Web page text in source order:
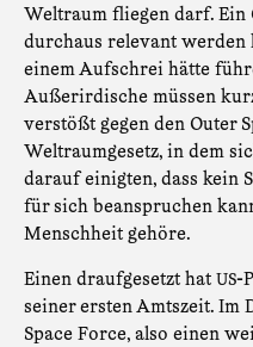
Weltraum fliegen darf. Ein
durchaus relevant werden
einem Aufschrei hätte
Außerirdische müssen
verstößt gegen den Outer
Weltraumgesetz, in dem
darauf einigten, dass kein
für sich beanspruchen
Menschheit gehöre.
Einen draufgesetzt hat US-
seiner ersten Amtszeit. Im
Space Force, also einen